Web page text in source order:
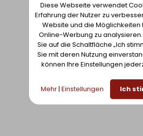
(124,44€ )
96,90€(118,22€inkl. MwSt.)
Niedrigster Preis der
letzten 30 Tage:
ZUR LISTE
107,50€
Diese Webseite verwendet
Erfahrung der Nutzer zu
Website und die Möglichkeiten
Online-Werbung zu
Sie auf die Schaltfläche „Ich
Sie mit deren Nutzung
können Ihre Einstellungen
Mehr| Einstellungen Ich